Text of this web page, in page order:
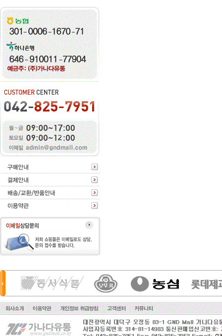
화미
주식회사동서
사조해표
대한제분
청정원
진미식품
cj
샘표
정화식품
한국야쿠르트